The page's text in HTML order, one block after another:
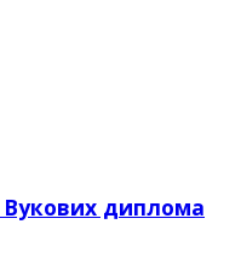
Вукових диплома